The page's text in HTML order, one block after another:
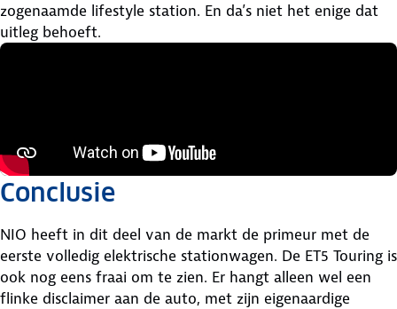
zogenaamde lifestyle station. En da’s niet het enige dat
uitleg behoeft.
Conclusie
NIO heeft in dit deel van de markt de primeur met de
eerste volledig elektrische stationwagen. De ET5 Touring is
ook nog eens fraai om te zien. Er hangt alleen wel een
flinke disclaimer aan de auto, met zijn eigenaardige